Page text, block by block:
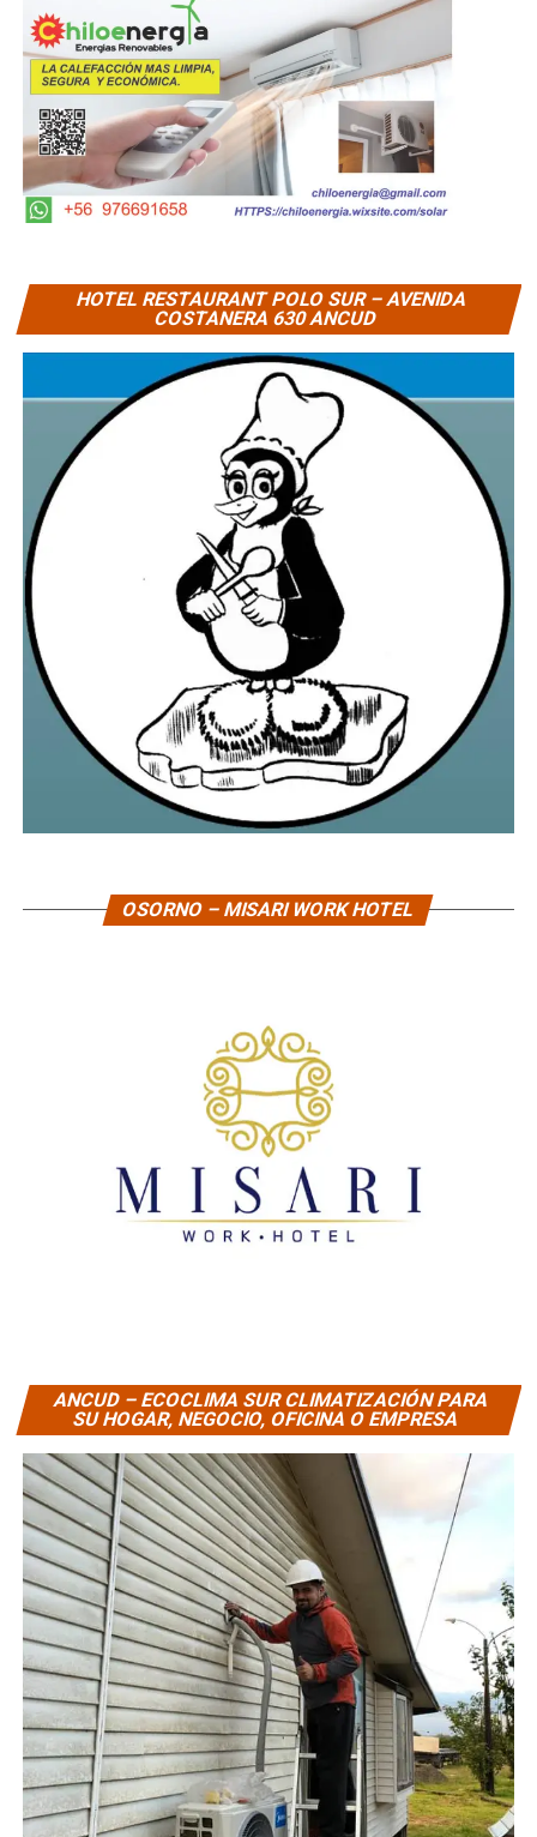
HOTEL RESTAURANT POLO SUR – AVENIDA
COSTANERA 630 ANCUD
OSORNO – MISARI WORK HOTEL
ANCUD – ECOCLIMA SUR CLIMATIZACIÓN PARA
SU HOGAR, NEGOCIO, OFICINA O EMPRESA